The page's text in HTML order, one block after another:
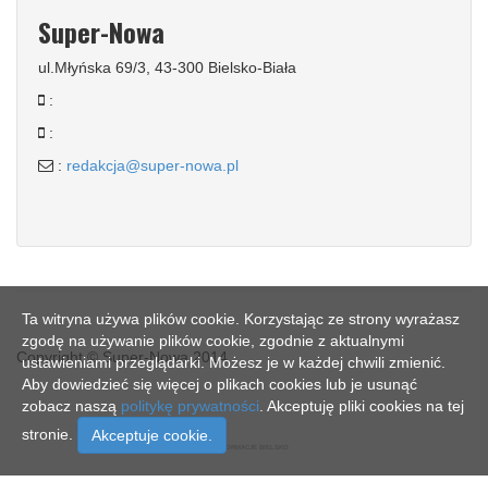
Super-Nowa
ul.Młyńska 69/3, 43-300 Bielsko-Biała
:
:
: redakcja@super-nowa.pl
Copyright © Super-Nowa 2014
Ta witryna używa plików cookie. Korzystając ze strony wyrażasz
zgodę na używanie plików cookie, zgodnie z aktualnymi
ustawieniami przeglądarki. Możesz je w każdej chwili zmienić.
Aby dowiedzieć się więcej o plikach cookies lub je usunąć
zobacz naszą politykę prywatności . Akceptuję pliki cookies na tej
stronie.
Akceptuje cookie.